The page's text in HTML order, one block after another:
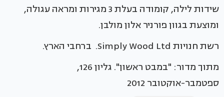
שידות לילה, קומודה בעלת 3 מגירות ומראה עגולה,
ומוצעת בגוון פורניר אלון מולבן.
רשת חנויות Simply Wood Ltd. ברחבי הארץ.
מתוך מדור: "במבט ראשון". גליון 126,
ספטמבר-אוקטובר 2012